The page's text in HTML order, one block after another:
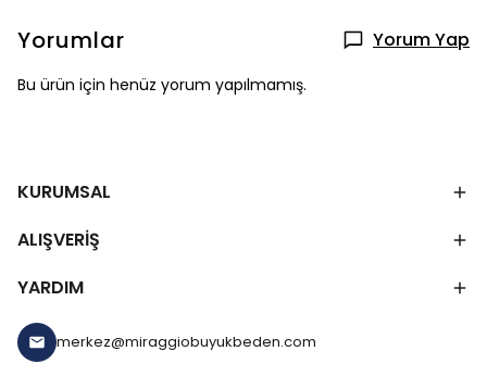
Yorumlar Yorum Yap
Bu ürün için henüz yorum yapılmamış.
KURUMSAL
ALIŞVERİŞ
YARDIM
merkez@miraggiobuyukbeden.com